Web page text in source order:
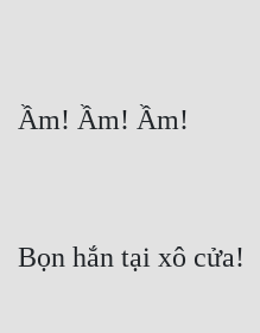
Ầm! Ầm! Ầm!
Bọn hắn tại xô cửa!